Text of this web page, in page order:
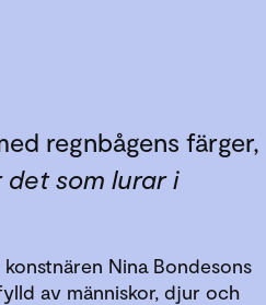
regnbågens färger,
det som lurar i
Nina Bondesons
av människor, djur och